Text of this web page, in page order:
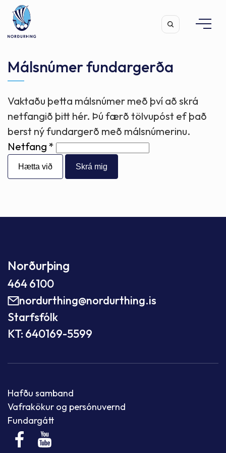
Leita
Málsnúmer fundargerða
Vaktaðu þetta málsnúmer með því að skrá
netfangið þitt hér. Þú færð tölvupóst ef það
berst ný fundargerð með málsnúmerinu.
Netfang
Hætta við
Norðurþing
464 6100
nordurthing@nordurthing.is
Starfsfólk
KT: 640169-5599
Hafðu samband
Vafrakökur og persónuvernd
Fundargátt